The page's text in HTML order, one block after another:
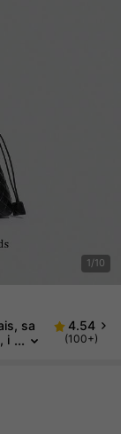
1/10
sa
i
pour
4.54
(100+)